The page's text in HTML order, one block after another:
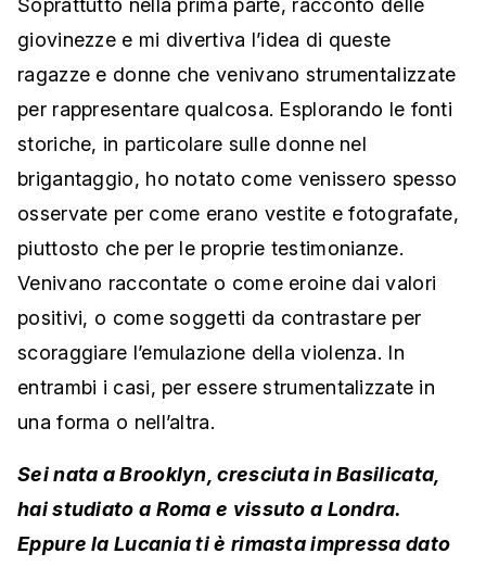
Soprattutto nella prima parte, racconto delle
giovinezze e mi divertiva l’idea di queste
ragazze e donne che venivano strumentalizzate
per rappresentare qualcosa. Esplorando le fonti
storiche, in particolare sulle donne nel
brigantaggio, ho notato come venissero spesso
osservate per come erano vestite e fotografate,
piuttosto che per le proprie testimonianze.
Venivano raccontate o come eroine dai valori
positivi, o come soggetti da contrastare per
scoraggiare l’emulazione della violenza. In
entrambi i casi, per essere strumentalizzate in
una forma o nell’altra.
Sei nata a Brooklyn, cresciuta in Basilicata,
hai studiato a Roma e vissuto a Londra.
Eppure la Lucania ti è rimasta impressa dato